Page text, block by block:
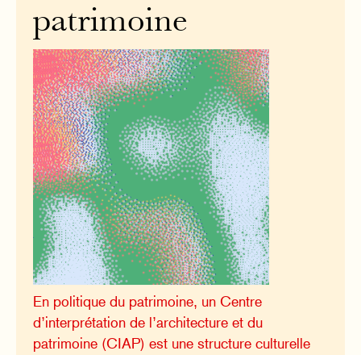
patrimoine
En politique du patrimoine, un Centre
d’interprétation de l’architecture et du
patrimoine (CIAP) est une structure culturelle